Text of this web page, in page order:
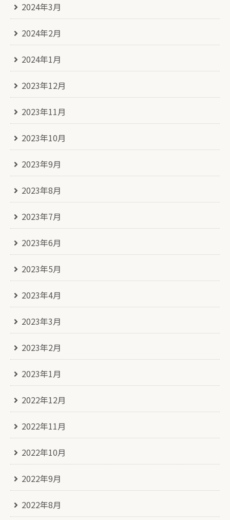
2024年3月
2024年2月
2024年1月
2023年12月
2023年11月
2023年10月
2023年9月
2023年8月
2023年7月
2023年6月
2023年5月
2023年4月
2023年3月
2023年2月
2023年1月
2022年12月
2022年11月
2022年10月
2022年9月
2022年8月